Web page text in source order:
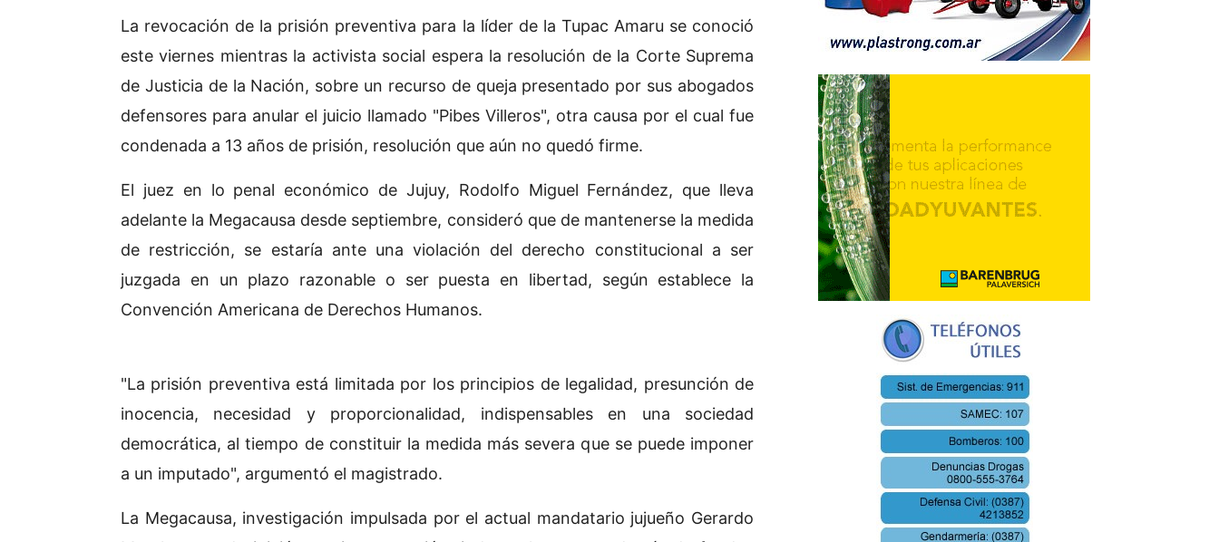
La revocación de la prisión preventiva para la líder de la Tupac Amaru se conoció
este viernes mientras la activista social espera la resolución de la Corte Suprema
de Justicia de la Nación, sobre un recurso de queja presentado por sus abogados
defensores para anular el juicio llamado "Pibes Villeros", otra causa por el cual fue
condenada a 13 años de prisión, resolución que aún no quedó firme.
El juez en lo penal económico de Jujuy, Rodolfo Miguel Fernández, que lleva
adelante la Megacausa desde septiembre, consideró que de mantenerse la medida
de restricción, se estaría ante una violación del derecho constitucional a ser
juzgada en un plazo razonable o ser puesta en libertad, según establece la
Convención Americana de Derechos Humanos.
"La prisión preventiva está limitada por los principios de legalidad, presunción de
inocencia, necesidad y proporcionalidad, indispensables en una sociedad
democrática, al tiempo de constituir la medida más severa que se puede imponer
a un imputado", argumentó el magistrado.
La Megacausa, investigación impulsada por el actual mandatario jujueño Gerardo